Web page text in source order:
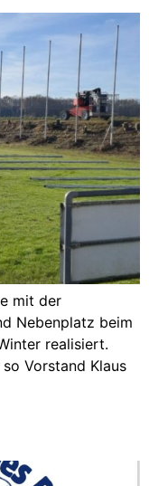
mit der
Nebenplatz beim
realisiert.
Vorstand Klaus